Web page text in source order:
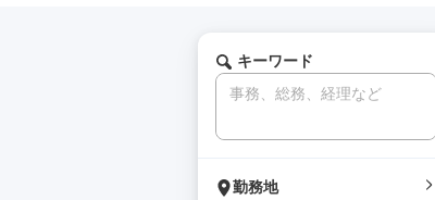
キーワード
勤務地